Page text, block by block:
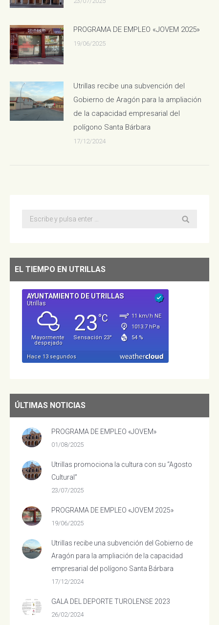
PROGRAMA DE EMPLEO «JOVEM 2025»
19/06/2025
Utrillas recibe una subvención del
Gobierno de Aragón para la ampliación
de la capacidad empresarial del
polígono Santa Bárbara
17/12/2024
Buscar:
EL TIEMPO EN UTRILLAS
ÚLTIMAS NOTICIAS
PROGRAMA DE EMPLEO «JOVEM»
01/08/2025
Utrillas promociona la cultura con su “Agosto
Cultural”
23/07/2025
PROGRAMA DE EMPLEO «JOVEM 2025»
19/06/2025
Utrillas recibe una subvención del Gobierno de
Aragón para la ampliación de la capacidad
empresarial del polígono Santa Bárbara
17/12/2024
GALA DEL DEPORTE TUROLENSE 2023
26/02/2024